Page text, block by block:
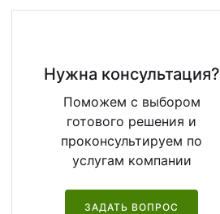
Нужна консультация?
Поможем с выбором
готового решения и
проконсультируем по
услугам компании
ЗАДАТЬ ВОПРОС